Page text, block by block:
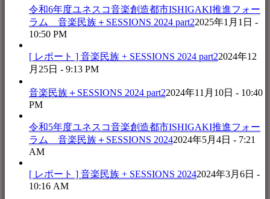
令和6年度ユネスコ音楽創造都市ISHIGAKI推進フォー
ラム 音楽民族＋SESSIONS 2024 part22025年1月1日 -
10:50 PM
[ レポート ] 音楽民族 + SESSIONS 2024 part22024年12
月25日 - 9:13 PM
音楽民族＋SESSIONS 2024 part22024年11月10日 - 10:40
PM
令和5年度ユネスコ音楽創造都市ISHIGAKI推進フォー
ラム 音楽民族＋SESSIONS 20242024年5月4日 - 7:21
AM
[ レポート ] 音楽民族 + SESSIONS 20242024年3月6日 -
10:16 AM